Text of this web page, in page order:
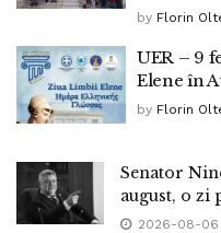
by Florin
UER – 9
Elene în
by Florin
Senator
august, o
2026-08-06